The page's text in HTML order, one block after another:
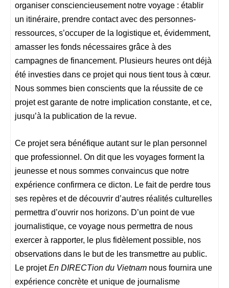
organiser consciencieusement notre voyage : établir
un itinéraire, prendre contact avec des personnes-
ressources, s’occuper de la logistique et, évidemment,
amasser les fonds nécessaires grâce à des
campagnes de financement. Plusieurs heures ont déjà
été investies dans ce projet qui nous tient tous à cœur.
Nous sommes bien conscients que la réussite de ce
projet est garante de notre implication constante, et ce,
jusqu’à la publication de la revue.
Ce projet sera bénéfique autant sur le plan personnel
que professionnel. On dit que les voyages forment la
jeunesse et nous sommes convaincus que notre
expérience confirmera ce dicton. Le fait de perdre tous
ses repères et de découvrir d’autres réalités culturelles
permettra d’ouvrir nos horizons. D’un point de vue
journalistique, ce voyage nous permettra de nous
exercer à rapporter, le plus fidèlement possible, nos
observations dans le but de les transmettre au public.
Le projetEn DIRECTion du Vietnam nous fournira une
expérience concrète et unique de journalisme